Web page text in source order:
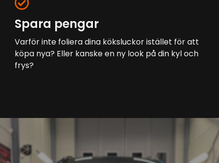
Spara pengar
Varför inte foliera dina köksluckor istället för att
köpa nya? Eller kanske en ny look på din kyl och
frys?